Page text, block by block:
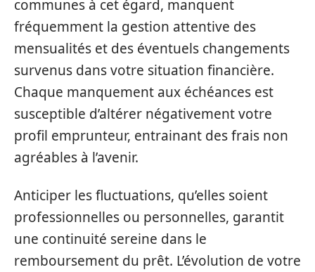
communes à cet égard, manquent
fréquemment la gestion attentive des
mensualités et des éventuels changements
survenus dans votre situation financière.
Chaque manquement aux échéances est
susceptible d’altérer négativement votre
profil emprunteur, entrainant des frais non
agréables à l’avenir.
Anticiper les fluctuations, qu’elles soient
professionnelles ou personnelles, garantit
une continuité sereine dans le
remboursement du prêt. L’évolution de votre